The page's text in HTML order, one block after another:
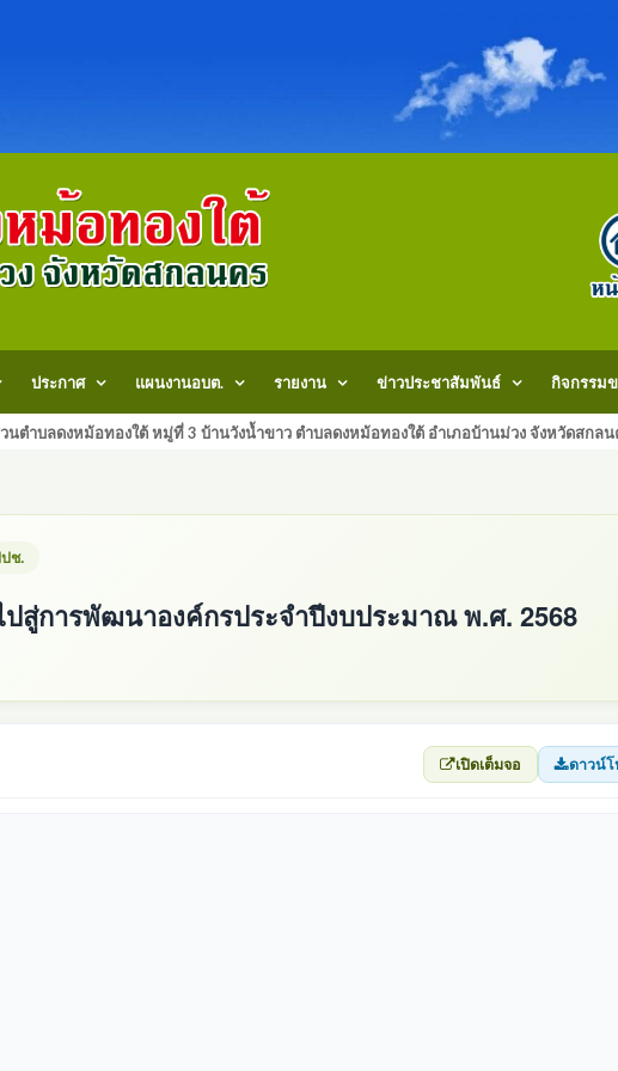
ประกาศ แผนงานอบต. รายงาน ข่าวประชาสัมพันธ์ กิจกรรมข
นตำบลดงหม้อทองใต้ หมู่ที่ 3 บ้านวังน้ำขาว ตำบลดงหม้อทองใต้ อำเภอบ้านม่วง จังหวัดส
ช.
ปสู่การพัฒนาองค์กรประจำปีงบประมาณ พ.ศ. 2568
เปิดเต็มจอ ดาวน์